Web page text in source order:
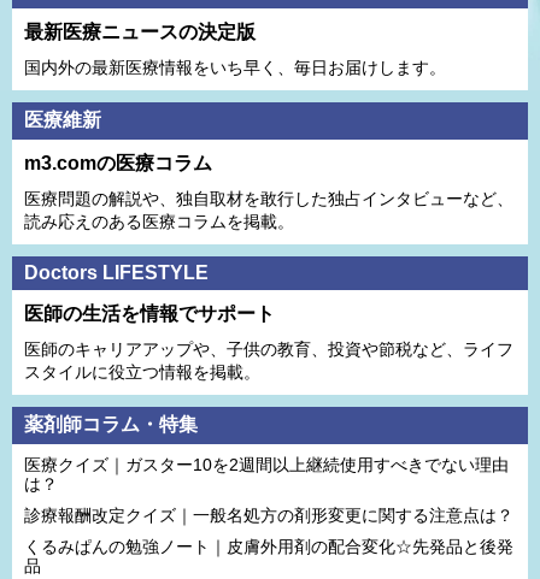
最新医療ニュースの決定版
国内外の最新医療情報をいち早く、毎日お届けします。
医療維新
m3.comの医療コラム
医療問題の解説や、独⾃取材を敢⾏した独占インタビューなど、
読み応えのある医療コラムを掲載。
Doctors LIFESTYLE
医師の生活を情報でサポート
医師のキャリアアップや、子供の教育、投資や節税など、ライフ
スタイルに役立つ情報を掲載。
薬剤師コラム・特集
医療クイズ｜ガスター10を2週間以上継続使用すべきでない理由
は？
診療報酬改定クイズ｜一般名処方の剤形変更に関する注意点は？
くるみぱんの勉強ノート｜皮膚外用剤の配合変化☆先発品と後発
品